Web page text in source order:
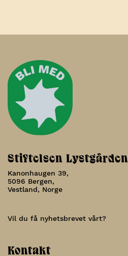
Stiftelsen Lystgården
Kanonhaugen 39,
5096 Bergen,
Vestland, Norge
Vil du få nyhetsbrevet vårt?
Kontakt